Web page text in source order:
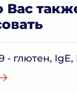
Вас
- глютен,